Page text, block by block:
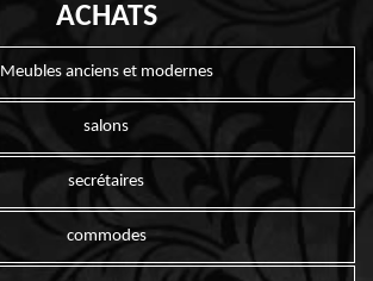
ACHATS
Meubles anciens et modernes
salons
secrétaires
commodes